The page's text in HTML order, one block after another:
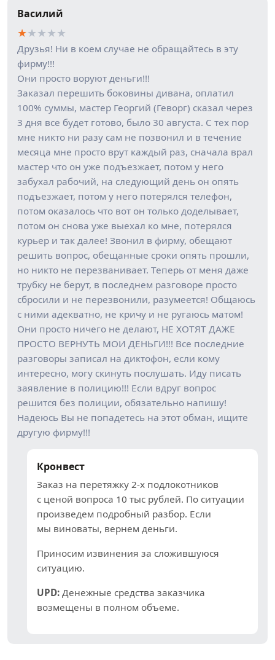
Василий
★★★★★
Друзья! Ни в коем случае не обращайтесь в эту
фирму!!!
Они просто воруют деньги!!!
Заказал перешить боковины дивана, оплатил
100% суммы, мастер Георгий (Геворг) сказал через
3 дня все будет готово, было 30 августа. С тех пор
мне никто ни разу сам не позвонил и в течение
месяца мне просто врут каждый раз, сначала врал
мастер что он уже подъезжает, потом у него
забухал рабочий, на следующий день он опять
подъезжает, потом у него потерялся телефон,
потом оказалось что вот он только доделывает,
потом он снова уже выехал ко мне, потерялся
курьер и так далее! Звонил в фирму, обещают
решить вопрос, обещанные сроки опять прошли,
но никто не перезванивает. Теперь от меня даже
трубку не берут, в последнем разговоре просто
сбросили и не перезвонили, разумеется! Общаюсь
с ними адекватно, не кричу и не ругаюсь матом!
Они просто ничего не делают, НЕ ХОТЯТ ДАЖЕ
ПРОСТО ВЕРНУТЬ МОИ ДЕНЬГИ!!! Все последние
разговоры записал на диктофон, если кому
интересно, могу скинуть послушать. Иду писать
заявление в полицию!!! Если вдруг вопрос
решится без полиции, обязательно напишу!
Надеюсь Вы не попадетесь на этот обман, ищите
другую фирму!!!
Кронвест
Заказ на перетяжку 2-х подлокотников
с ценой вопроса 10 тыс рублей. По ситуации
произведем подробный разбор. Если
мы виноваты, вернем деньги.
Приносим извинения за сложившуюся
ситуацию.
UPD: Денежные средства заказчика
возмещены в полном объеме.